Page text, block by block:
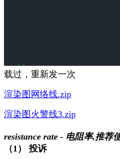
载过，重新发一次
渲染图网络线.zip
渲染图火警线3.zip
resistance rate - 电阻率,推荐
（1）
投诉